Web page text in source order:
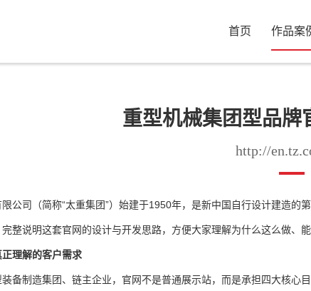
首页 作品案
重型机械集团型品牌
http://
公司（简称“太重集团”）始建于1950年，是新中国自行设计建造的
整说明这套官网的设计与开发思路，方便大家理解为什么这么做、能
理解的客户需求
备制造集团、链主企业，官网不是普通展示站，而是承担四大核心目